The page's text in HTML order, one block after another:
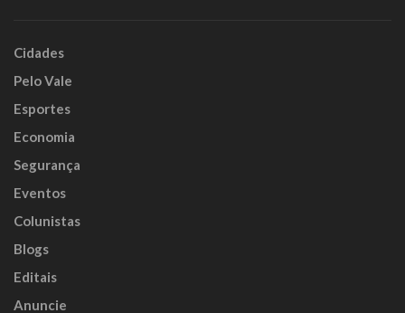
Cidades
Pelo Vale
Esportes
Economia
Segurança
Eventos
Colunistas
Blogs
Editais
Anuncie